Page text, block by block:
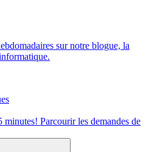
sur notre blogue, la
minutes! Parcourir les demandes de